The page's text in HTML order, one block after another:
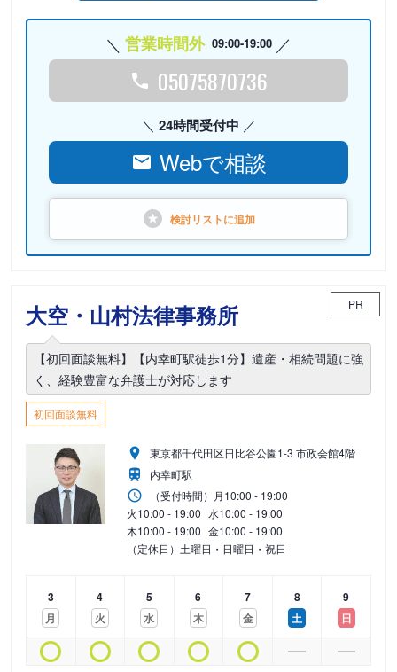
営業時間外 09:00-19:00
05075870736
24時間受付中
Webで相談
検討リストに追加
大空・山村法律事務所 PR
【初回面談無料】【内幸町駅徒歩1分】遺産・相続問題に強
く、経験豊富な弁護士が対応します
初回面談無料
東京都千代田区日比谷公園1-3 市政会館4階
内幸町駅
（受付時間） 月10:00 - 19:00
火10:00 - 19:00 水10:00 - 19:00
木10:00 - 19:00 金10:00 - 19:00
（定休日）土曜日・日曜日・祝日
3
月
4
火
5
水
6
木
7
金
8
土
9
日